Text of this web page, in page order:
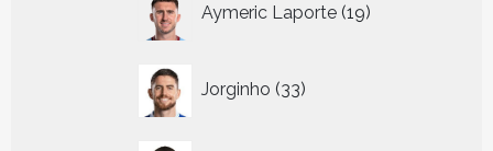
Aymeric Laporte 19
producten
Jorginho 33
producten